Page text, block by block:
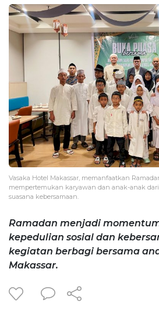
Vasaka Hotel Makassar, memanfaatkan
mempertemukan karyawan dan anak-anak
suasana kebersamaan.
Ramadan menjadi
kepedulian sosial dan
kegiatan berbagi bersama
Makassar.